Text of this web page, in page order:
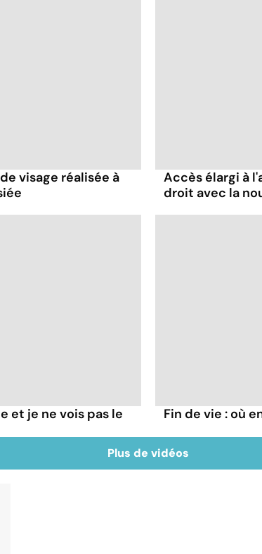
visage réalisée à
Accès élargi à
droit avec la
et je ne vois pas le
Fin de vie : où
Plus de vidéos